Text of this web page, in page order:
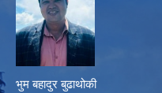
भुम बहादुर बुढाथोकी